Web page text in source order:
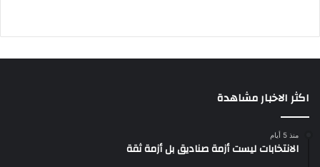
اكثر الاخبار مشاهدة
منذ 5 أيام
الانتخابات ليست أزمة صناديق بل أزمة ثقة